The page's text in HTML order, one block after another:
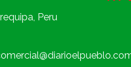
Peru